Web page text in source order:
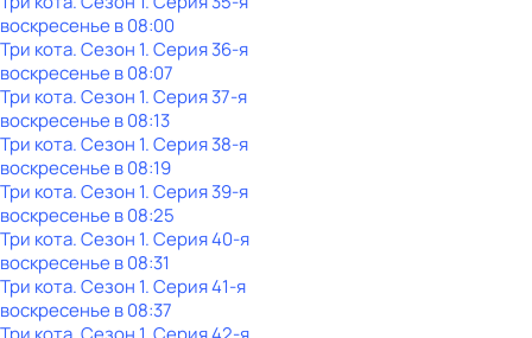
воскресенье в08:00
Три кота. Сезон 1. Серия 36-я
воскресенье в08:07
Три кота. Сезон 1. Серия 37-я
воскресенье в08:13
Три кота. Сезон 1. Серия 38-я
воскресенье в08:19
Три кота. Сезон 1. Серия 39-я
воскресенье в08:25
Три кота. Сезон 1. Серия 40-я
воскресенье в08:31
Три кота. Сезон 1. Серия 41-я
воскресенье в08:37